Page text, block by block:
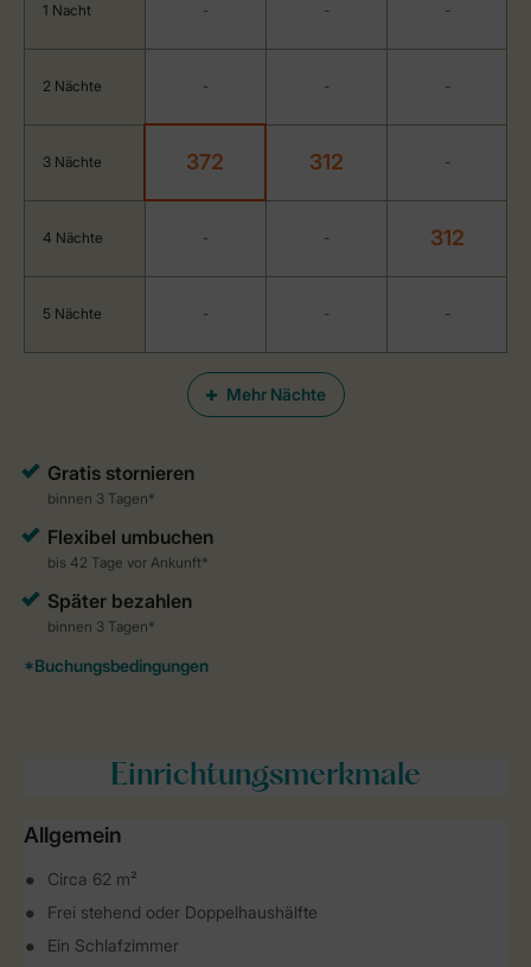
Mehr Nächte
1 Nacht - - -
2 Nächte - - -
3 Nächte 372 312 -
4 Nächte - - 312
5 Nächte - - -
Einrichtungsmerkmale
Allgemein
Circa 62 m²
Frei stehend oder Doppelhaushälfte
Ein Schlafzimmer